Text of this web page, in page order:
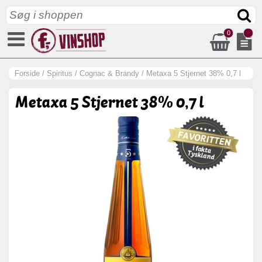
0
Forside / Spiritus / Cognac & Brandy / Metaxa 5 Stjernet 38% 0,7 l
Metaxa 5 Stjernet 38% 0,7 l